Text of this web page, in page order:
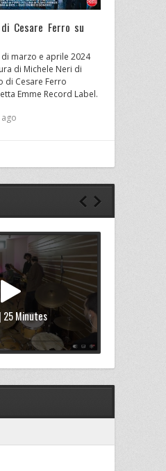
Cesare Ferro su
marzo e aprile 2024
di Michele Neri di
di Cesare Ferro
Emme Record Label.
25 Minutes